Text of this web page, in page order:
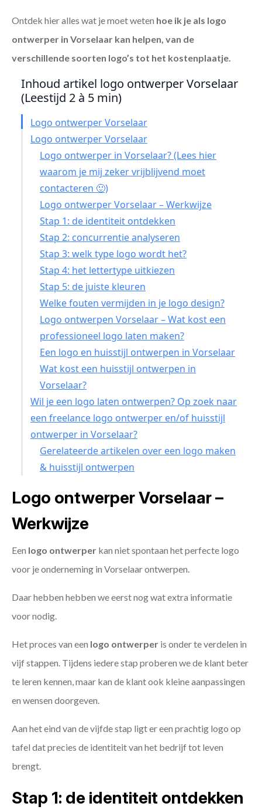
Ontdek hier alles wat je moet weten hoe ik je als logo
ontwerper in Vorselaar kan helpen, van de
verschillende soorten logo’s tot het kostenplaatje.
Inhoud artikel logo ontwerper Vorselaar
(Leestijd 2 à 5 min)
Logo ontwerper Vorselaar
Logo ontwerper Vorselaar
Logo ontwerper in Vorselaar? (Lees hier
waarom je mij zeker vrijblijvend moet
contacteren 🙂)
Logo ontwerper Vorselaar – Werkwijze
Stap 1: de identiteit ontdekken
Stap 2: concurrentie analyseren
Stap 3: welk type logo wordt het?
Stap 4: het lettertype uitkiezen
Stap 5: de juiste kleuren
Welke fouten vermijden in je logo design?
Logo ontwerpen Vorselaar – Wat kost een
professioneel logo laten maken?
Een logo en huisstijl ontwerpen in Vorselaar
Wat kost een huisstijl ontwerpen in
Vorselaar?
Wil je een logo laten ontwerpen? Op zoek naar
een freelance logo ontwerper en/of huisstijl
ontwerper in Vorselaar?
Gerelateerde artikelen over een logo maken
& huisstijl ontwerpen
Logo ontwerper Vorselaar –
Werkwijze
Een logo ontwerper kan niet spontaan het perfecte logo
voor je onderneming in Vorselaar ontwerpen.
Daar hebben hebben we eerst nog wat extra informatie
voor nodig.
Het proces van een logo ontwerper is onder te verdelen in
vijf stappen. Tijdens iedere stap proberen we de klant beter
te leren kennen, maar kan de klant ook kleine aanpassingen
en wensen doorgeven.
Aan het eind van de vijfde stap ligt er een prachtig logo op
tafel dat precies de identiteit van het bedrijf tot leven
brengt.
Stap 1: de identiteit ontdekken